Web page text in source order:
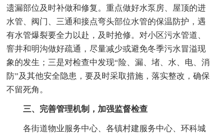
遗漏部位及时补做和修复。重点做好水泵房、屋顶的进
水管、阀门、三通和接点弯头部位水管的保温防护，遇
有水管爆裂要全力以赴，及时抢修。对小区污水管道、
窨井和明沟做好疏通，尽量减少或避免冬季污水冒溢现
象的发生；三是对检查中发现“险、漏、堵、水、电、消
防”及其他安全隐患，要及时采取措施，落实整改，确保
不留死角。
三、完善管理机制，加强监督检查
各街道物业服务中心、各镇村建服务中心、环科城